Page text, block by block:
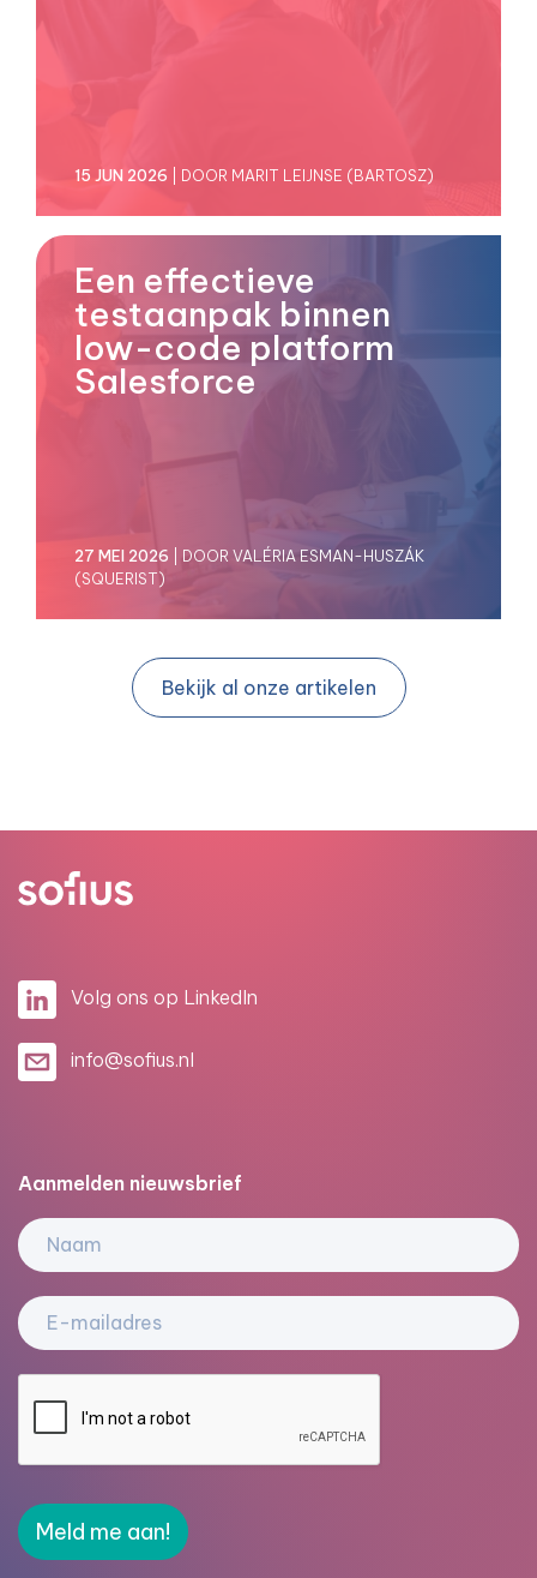
15 JUN 2026 | DOOR MARIT LEIJNSE (BARTOSZ)
Een effectieve
testaanpak binnen
low-code platform
Salesforce
27 MEI 2026
| DOOR VALÉRIA ESMAN-HUSZÁK
(SQUERIST)
Bekijk al onze artikelen
Volg ons op LinkedIn
info@sofius.nl
Aanmelden nieuwsbrief
Meld me aan!